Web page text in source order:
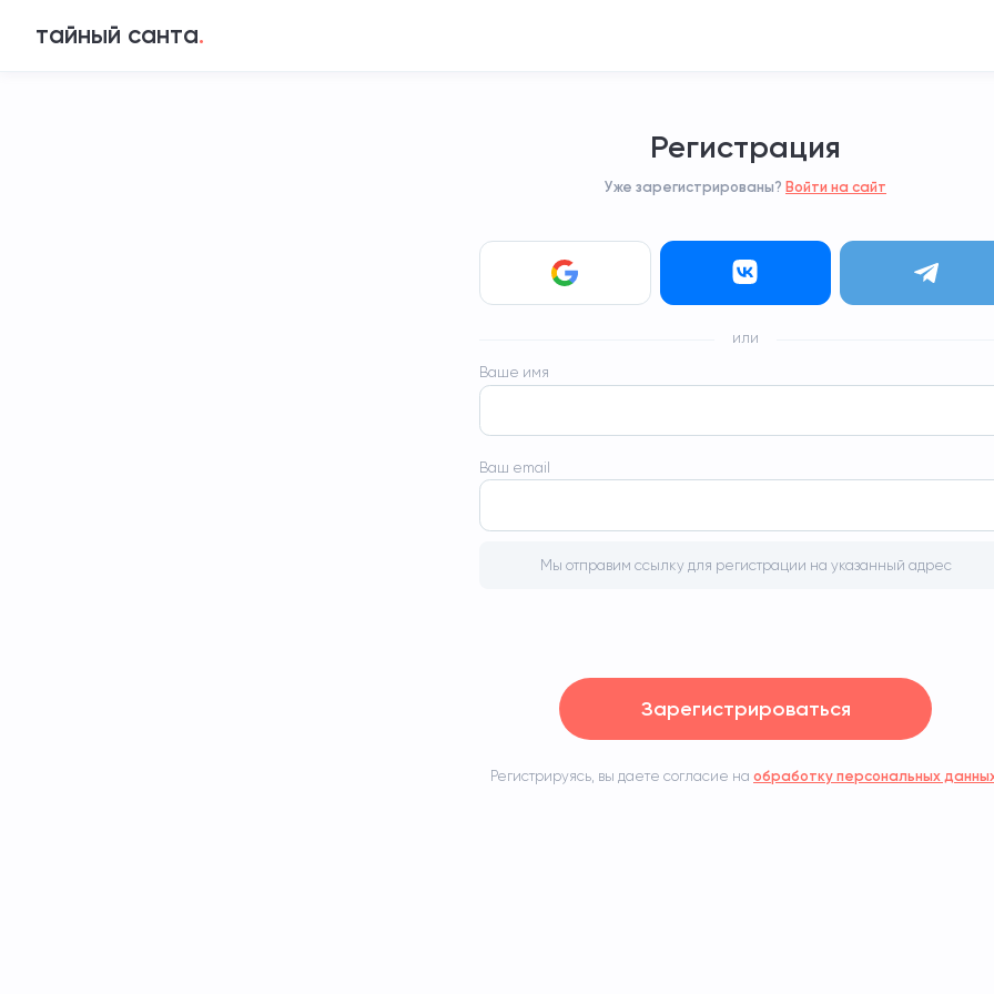
тайный санта.
Регистрация
Уже зарегистрированы? Войти на сайт
или
Ваше имя
Ваш email
Мы отправим ссылку для регистрации на указанный адрес
Зарегистрироваться
Регистрируясь, вы даете согласие на обработку персональных